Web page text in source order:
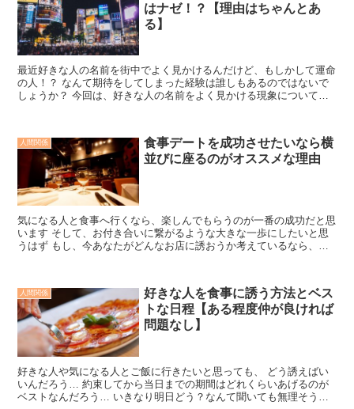
はナゼ！？【理由はちゃんとあ
る】
最近好きな人の名前を街中でよく見かけるんだけど、もしかして運命
の人！？ なんて期待をしてしまった経験は誰しもあるのではないで
しょうか？ 今回は、好きな人の名前をよく見かける現象について書
人間関係
食事デートを成功させたいなら横
並びに座るのがオススメな理由
気になる人と食事へ行くなら、楽しんでもらうのが一番の成功だと思
います そして、お付き合いに繋がるような大きな一歩にしたいと思
うはず もし、今あなたがどんなお店に誘おうか考えているなら、座
人間関係
好きな人を食事に誘う方法とベス
トな日程【ある程度仲が良ければ
問題なし】
好きな人や気になる人とご飯に行きたいと思っても、 どう誘えばい
いんだろう… 約束してから当日までの期間はどれくらいあげるのが
ベストなんだろう… いきなり明日どう？なんて聞いても無理そうだ